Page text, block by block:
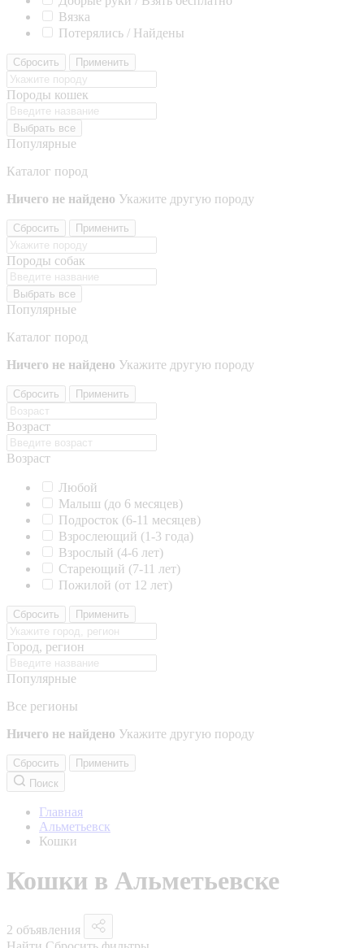
Вязка
Потерялись / Найдены
Сбросить Применить
Породы кошек
Выбрать все
Популярные
Каталог пород
Ничего не найдено Укажите другую породу
Сбросить Применить
Породы собак
Выбрать все
Популярные
Каталог пород
Ничего не найдено Укажите другую породу
Сбросить Применить
Возраст
Возраст
Любой
Малыш (до 6 месяцев)
Подросток (6-11 месяцев)
Взрослеющий (1-3 года)
Взрослый (4-6 лет)
Стареющий (7-11 лет)
Пожилой (от 12 лет)
Сбросить Применить
Город, регион
Популярные
Все регионы
Ничего не найдено Укажите другую породу
Сбросить
Применить
Поиск
Главная
Альметьевск
Кошки
Кошки в Альметьевске
2 объявления